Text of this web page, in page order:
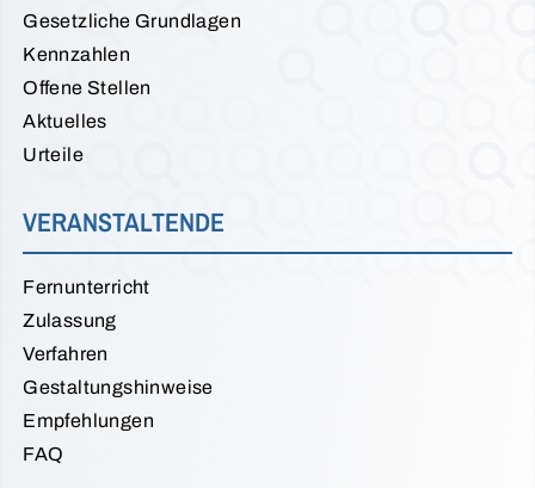
Gesetzliche Grundlagen
Kennzahlen
Offene Stellen
Aktuelles
Urteile
VERANSTALTENDE
Fernunterricht
Zulassung
Verfahren
Gestaltungshinweise
Empfehlungen
FAQ